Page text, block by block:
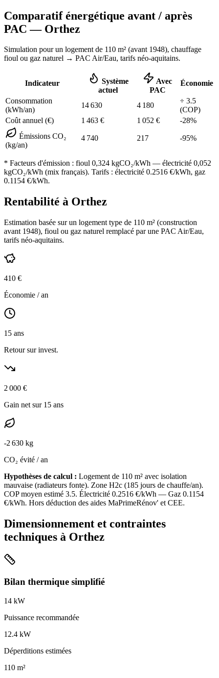
Comparatif énergétique avant / après
PAC — Orthez
Simulation pour un logement de 110 m² (avant 1948), chauffage
fioul ou gaz naturel → PAC Air/Eau, tarifs néo-aquitains.
Indicateur
Système
actuel
Avec
PAC
Économie
Consommation
(kWh/an)
14 630 4 180
÷ 3.5
(COP)
Coût annuel (€)
1 463 € 1 052 € -28%
Émissions CO₂
(kg/an)
4 740 217 -95%
* Facteurs d'émission : fioul 0,324 kgCO₂/kWh — électricité 0,052
kgCO₂/kWh (mix français). Tarifs : électricité 0.2516 €/kWh, gaz
0.1154 €/kWh.
Rentabilité à Orthez
Estimation basée sur un logement type de 110 m² (construction
avant 1948), fioul ou gaz naturel remplacé par une PAC Air/Eau,
tarifs néo-aquitains.
410 €
Économie / an
15 ans
Retour sur invest.
2 000 €
Gain net sur 15 ans
-2 630 kg
CO₂ évité / an
Hypothèses de calcul : Logement de 110 m² avec isolation
mauvaise (radiateurs fonte). Zone H2c (185 jours de chauffe/an).
COP moyen estimé 3.5. Électricité 0.2516 €/kWh — Gaz 0.1154
€/kWh. Hors déduction des aides MaPrimeRénov' et CEE.
Dimensionnement et contraintes
techniques à Orthez
Bilan thermique simplifié
14 kW
Puissance recommandée
12.4 kW
Déperditions estimées
110 m²